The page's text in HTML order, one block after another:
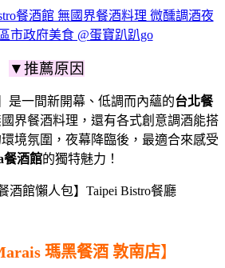
餐酒館 無國界餐酒料理 微醺調酒夜
市政府美食 @蛋寶趴趴go
▼推薦原因
是一間新開幕、低調而內蘊的台北餐
國界餐酒料理，還有各式創意調酒能搭
境氛圍，夜幕降臨後，最適合來感受
餐酒館的獨特魅力！
瑪黑餐酒 敦南店】